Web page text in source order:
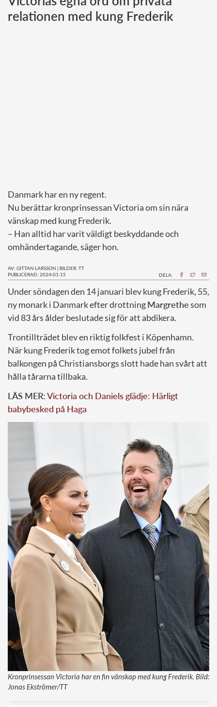
Norska kungahuset
relationen med kung Frederik
Danmark har en ny regent.
Nu berättar kronprinsessan Victoria om sin nära
vänskap med kung Frederik.
– Han alltid har varit väldigt beskyddande och
omhändertagande, säger hon.
AV: GITTAN LARSSON | BILDER: TT
PUBLICERAD: 2024-01-15
DELA:
Under söndagen den 14 januari blev kung Frederik, 55,
ny monark i Danmark efter drottningMargrethesom
vid 83 års ålder beslutade sig för att abdikera.
Trontillträdet blev en riktig folkfest i Köpenhamn.
När kung Frederik tog emot folkets jubel från
balkongen på Christiansborgs slott hade han svårt att
hålla tårarna tillbaka.
LÄS MER:Victoria och Daniels glädje: Härligt
babybesked på Haga
Kronprinsessan Victoria har en fin vänskap med kung Frederik. Bild:
Jonas Ekströmer/TT